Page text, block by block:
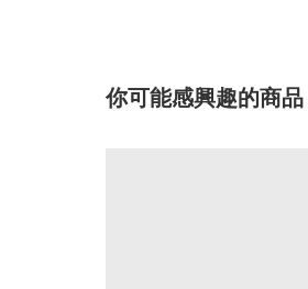
你可能感興趣的商品